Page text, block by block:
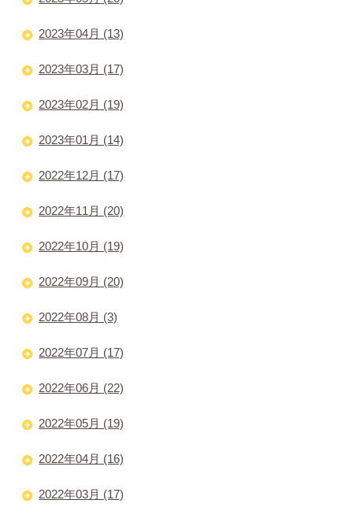
2023年04月 (13)
2023年03月 (17)
2023年02月 (19)
2023年01月 (14)
2022年12月 (17)
2022年11月 (20)
2022年10月 (19)
2022年09月 (20)
2022年08月 (3)
2022年07月 (17)
2022年06月 (22)
2022年05月 (19)
2022年04月 (16)
2022年03月 (17)